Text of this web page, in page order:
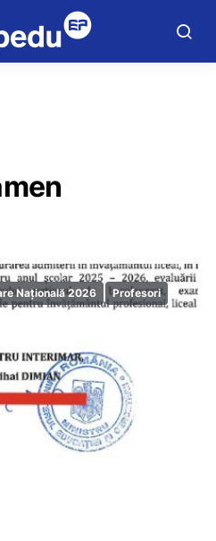
Națională 2026
Profesori